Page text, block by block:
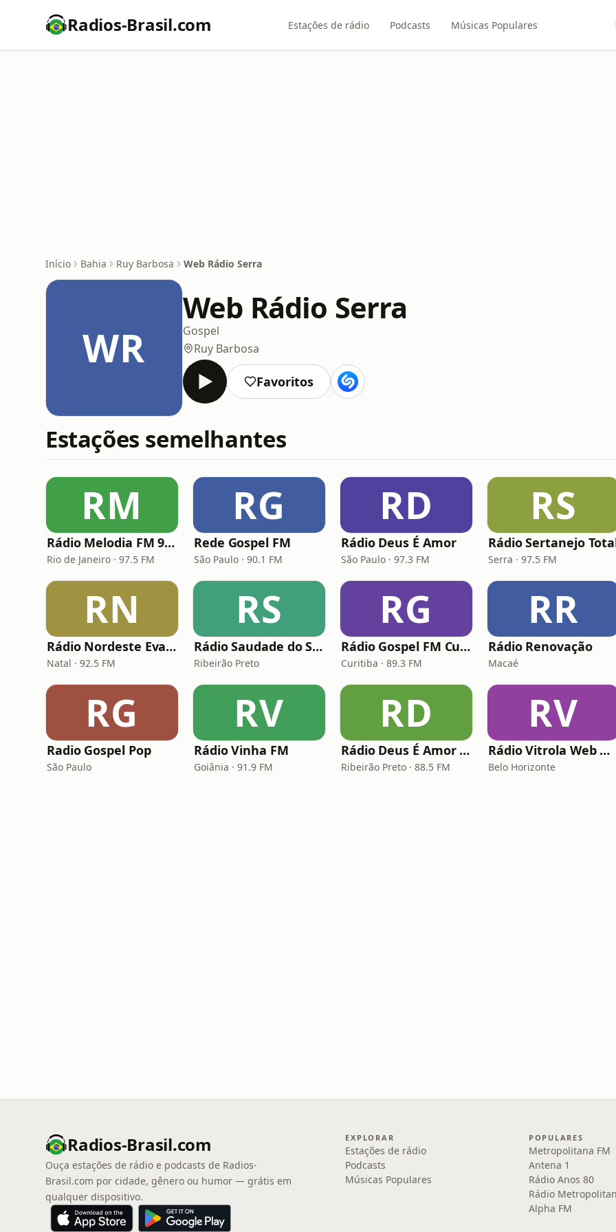
Radios-Brasil.com Estações de rádio Podcasts Músicas Populares
Início Bahia Ruy Barbosa Web Rádio Serra
WR
Web Rádio Serra
Gospel
Ruy Barbosa
Favoritos
Estações semelhantes
RM
Rádio Melodia FM 97,5
Rio de Janeiro · 97.5 FM
RG
Rede Gospel FM
São Paulo · 90.1 FM
RD
Rádio Deus É Amor
São Paulo · 97.3 FM
RS
Rádio Sertanejo
Serra · 97.5 FM
RN
Rádio Nordeste Evangélica
Natal · 92.5 FM
RS
Rádio Saudade do Sertão
Ribeirão Preto
RG
Rádio Gospel FM Curitiba
Curitiba · 89.3 FM
RR
Rádio Renovação
Macaé
RG
Radio Gospel Pop
São Paulo
RV
Rádio Vinha FM
Goiânia · 91.9 FM
RD
Rádio Deus É Amor Ribeirão Preto
Ribeirão Preto · 88.5 FM
RV
Rádio Vitrola Web Gospel
Belo Horizonte
Radios-Brasil.com
Ouça estações de rádio e podcasts de Radios-
Brasil.com por cidade, gênero ou humor — grátis em
qualquer dispositivo.
EXPLORAR
Estações de rádio
Podcasts
Músicas Populares
POPULARES
Metropolitana FM
Antena 1
Rádio Anos 80
Rádio
Alpha FM